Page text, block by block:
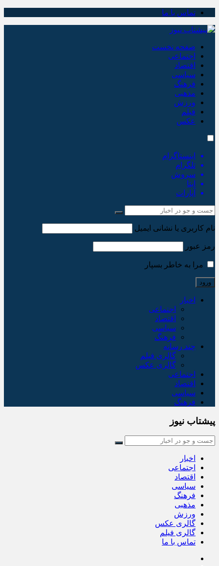
تماس با ما
صفحه نخست
اجتماعی
اقتصاد
سیاسی
فرهنگ
مذهبی
ورزش
فیلم
عکس
اینستاگرام
تلگرام
سروش
ایتا
آپارات
نام کاربری یا نشانی ایمیل
رمز عبور
مرا به خاطر بسپار
اخبار
اجتماعی
اقتصاد
سیاسی
فرهنگ
چند رسانه
گالری فیلم
گالری عکس
اجتماعی
اقتصاد
سیاسی
فرهنگ
پیشتاب نیوز
اخبار
اجتماعی
اقتصاد
سیاسی
فرهنگ
مذهبی
ورزش
گالری عکس
گالری فیلم
تماس با ما